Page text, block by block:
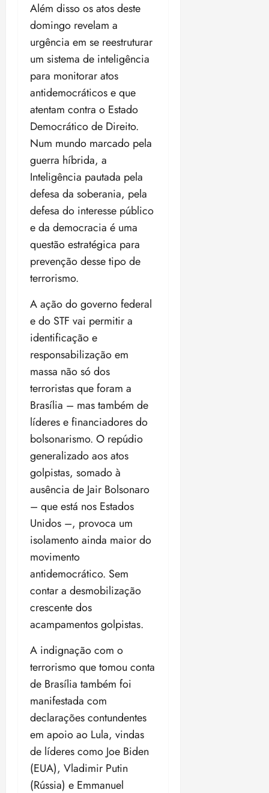
Além disso os atos deste
domingo revelam a
urgência em se reestruturar
um sistema de inteligência
para monitorar atos
antidemocráticos e que
atentam contra o Estado
Democrático de Direito.
Num mundo marcado pela
guerra híbrida, a
Inteligência pautada pela
defesa da soberania, pela
defesa do interesse público
e da democracia é uma
questão estratégica para
prevenção desse tipo de
terrorismo.
A ação do governo federal
e do STF vai permitir a
identificação e
responsabilização em
massa não só dos
terroristas que foram a
Brasília – mas também de
líderes e financiadores do
bolsonarismo. O repúdio
generalizado aos atos
golpistas, somado à
ausência de Jair Bolsonaro
– que está nos Estados
Unidos –, provoca um
isolamento ainda maior do
movimento
antidemocrático. Sem
contar a desmobilização
crescente dos
acampamentos golpistas.
A indignação com o
terrorismo que tomou conta
de Brasília também foi
manifestada com
declarações contundentes
em apoio ao Lula, vindas
de líderes como Joe Biden
(EUA), Vladimir Putin
(Rússia) e Emmanuel